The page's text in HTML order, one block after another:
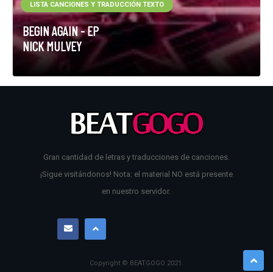
BEGIN AGAIN - EP
NICK MULVEY
LISTA CANCIONES Y TRADUCCIÓN TEXTO
Gran cantidad de letras y traducciones de canciones.
¡Sigue visitándonos! Nota: el material NO está presente
en nuestro servidor.
Copyright © BEATGOGO 2021 .